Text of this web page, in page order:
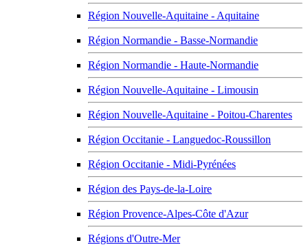
Région Nouvelle-Aquitaine - Aquitaine
Région Normandie - Basse-Normandie
Région Normandie - Haute-Normandie
Région Nouvelle-Aquitaine - Limousin
Région Nouvelle-Aquitaine - Poitou-Charentes
Région Occitanie - Languedoc-Roussillon
Région Occitanie - Midi-Pyrénées
Région des Pays-de-la-Loire
Région Provence-Alpes-Côte d'Azur
Régions d'Outre-Mer